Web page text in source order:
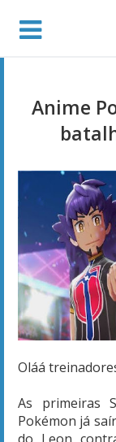
Anime
Oláá
As primeiras
Pokémon já
do Leon